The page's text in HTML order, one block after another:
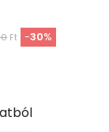
Ft -30%